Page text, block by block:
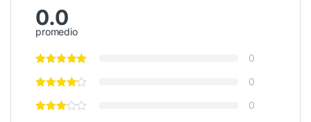
0.0
promedio
0
0
0